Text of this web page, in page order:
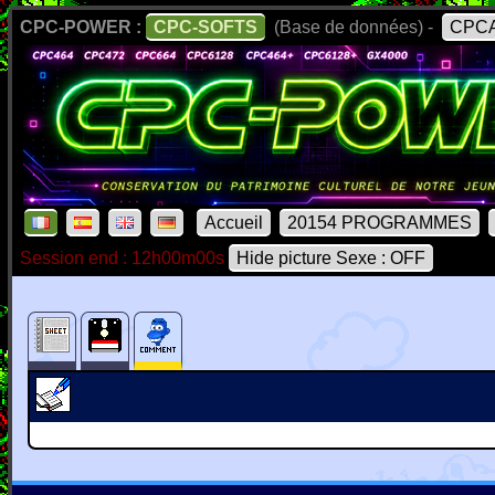
CPC-POWER : CPC-SOFTS (Base de données) -
Accueil
20154 PROGRAMMES
Session end : 12h00m00s
Hide picture Sexe : OFF